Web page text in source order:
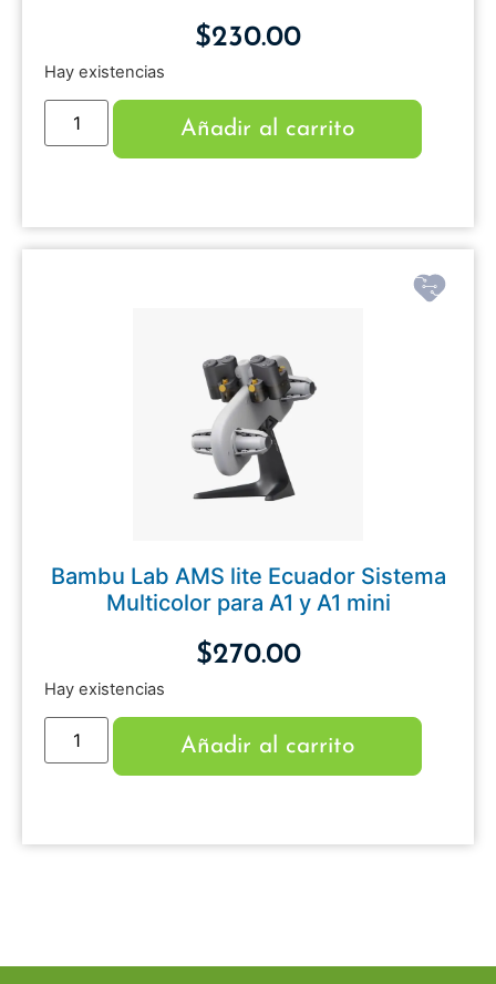
$230.00
Hay existencias
Añadir al carrito
Bambu Lab AMS lite Ecuador Sistema
Multicolor para A1 y A1 mini
$270.00
Hay existencias
Añadir al carrito